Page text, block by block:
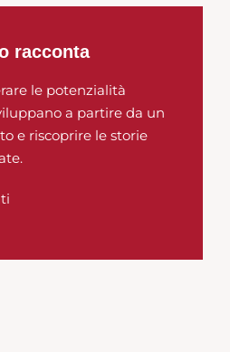
racconta
le potenzialità
a partire da un
e riscoprire le storie